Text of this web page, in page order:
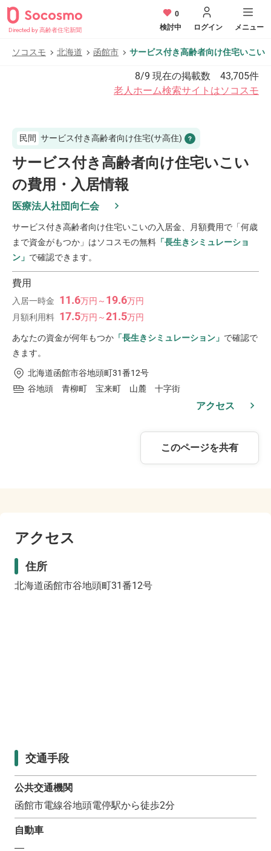
Directed by 高齢者住宅新聞
0
検討中
ログイン メニュー
ソコスモ 北海道 函館市 サービス付き高齢者向け住宅いこい
8/9 現在の掲載数 43,705件
老人ホーム検索サイトはソコスモ
民間 サービス付き高齢者向け住宅(サ高住)
サービス付き高齢者向け住宅いこい
の費用・入居情報
医療法人社団向仁会
サービス付き高齢者向け住宅いこいの入居金、月額費用で「何歳
まで資金がもつか」はソコスモの無料 「長生きシミュレーショ
ン」 で確認できます。
費用
入居一時金 11.6万円 ～ 19.6万円
月額利用料 17.5万円 ～21.5万円
あなたの資金が何年もつか 「長生きシミュレーション」 で確認で
きます。
北海道函館市谷地頭町31番12号
谷地頭 青柳町 宝来町 山麓 十字街
アクセス
このページを共有
アクセス
住所
北海道函館市谷地頭町31番12号
交通手段
公共交通機関
函館市電線谷地頭電停駅から徒歩2分
自動車
―